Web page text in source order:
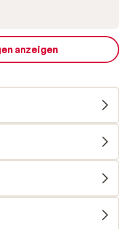
anzeigen